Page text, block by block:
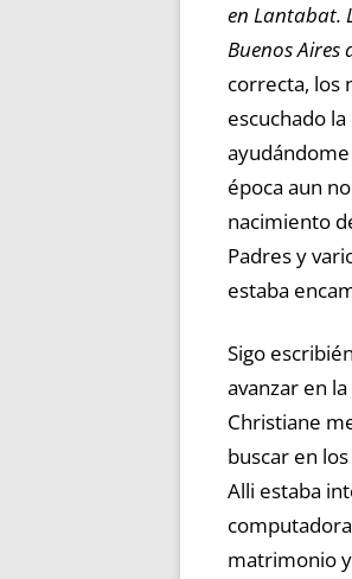
en Lantabat.
Buenos Aires
correcta, los
escuchado
época aun
nacimiento
Padres y
estaba
Sigo
avanzar en
Christiane
buscar en
Alli estaba
matrimonio